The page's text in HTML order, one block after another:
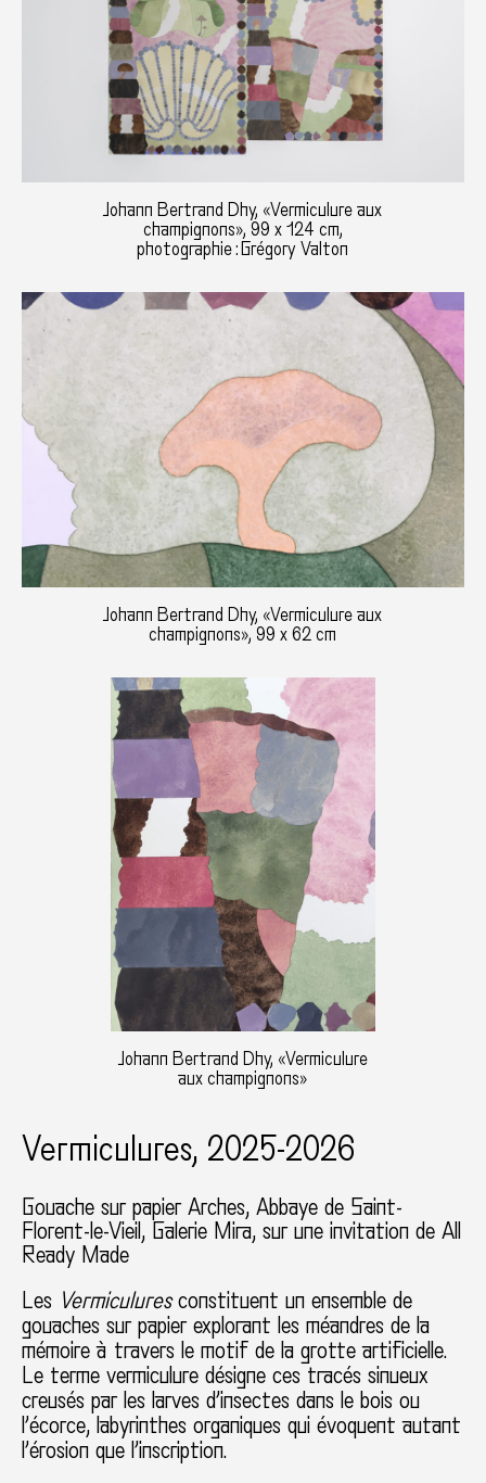
Johann Bertrand Dhy, «Vermiculure aux
champignons», 99 x 124 cm,
photographie : Grégory Valton
Johann Bertrand Dhy, «Vermiculure aux
champignons», 99 x 62 cm
Johann Bertrand Dhy, «Vermiculure
aux champignons»
Vermiculures, 2025-2026
Gouache sur papier Arches Abbaye de Saint-
Florent-le-Vieil, Galerie Mira sur une invitation de All
Ready Made
Les Vermiculuresconstituent un ensemble de
gouaches sur papier explorant les méandres de la
mémoire à travers le motif de la grotte artificielle.
Le terme vermiculure désigne ces tracés sinueux
creusés par les larves d’insectes dans le bois ou
l’écorce, labyrinthes organiques qui évoquent autant
l’érosion que l’inscription.